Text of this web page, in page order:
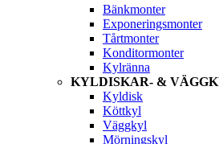
Bänkmonter
Exponeringsmonter
Tårtmonter
Konditormonter
Kylränna
KYLDISKAR- &
Kyldisk
Köttkyl
Väggkyl
Mörningskyl